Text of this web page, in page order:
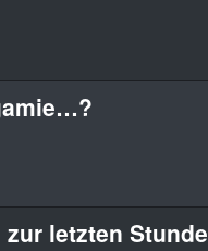
zur letzten Stunde